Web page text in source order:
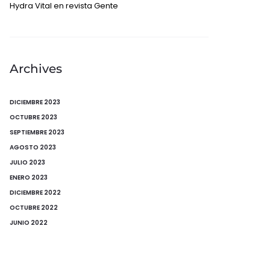
Hydra Vital en revista Gente
Archives
DICIEMBRE 2023
OCTUBRE 2023
SEPTIEMBRE 2023
AGOSTO 2023
JULIO 2023
ENERO 2023
DICIEMBRE 2022
OCTUBRE 2022
JUNIO 2022